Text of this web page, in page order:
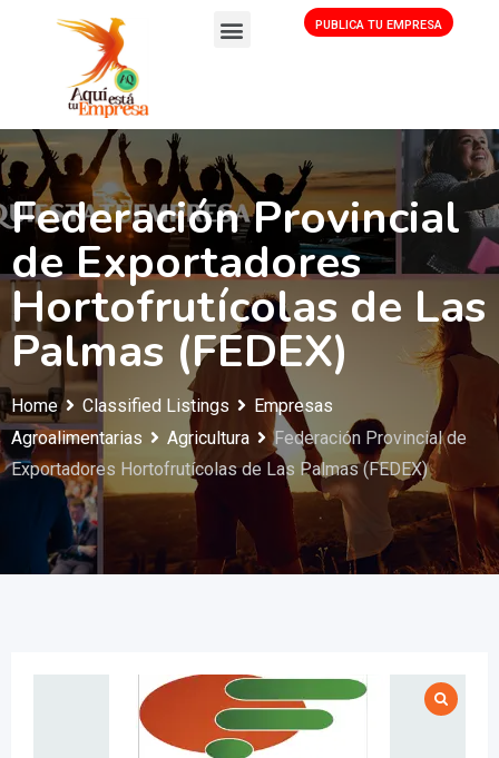
PUBLICA TU EMPRESA
Federación Provincial
de Exportadores
Hortofrutícolas de Las
Palmas (FEDEX)
Home Classified Listings
Empresas
Agroalimentarias
Agricultura
Federación Provincial de
Exportadores Hortofrutícolas de Las Palmas (FEDEX)